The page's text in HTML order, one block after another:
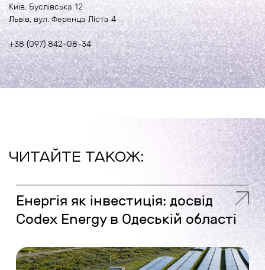
Київ, Буслівська 12
Львів, вул. Ференца Ліста 4
+38 (097) 842-08-34
ЧИТАЙТЕ ТАКОЖ:
Енергія як інвестиція: досвід
Codex Energy в Одеській області